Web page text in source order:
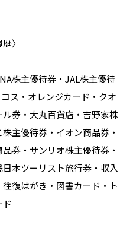
〉
株主優待券・JAL株主優待
ス・オレンジカード・クオ
券・大丸百貨店・吉野家株
主優待券・イオン商品券・
券・サンリオ株主優待券・
本ツーリスト旅行券・収入
復はがき・図書カード・ト